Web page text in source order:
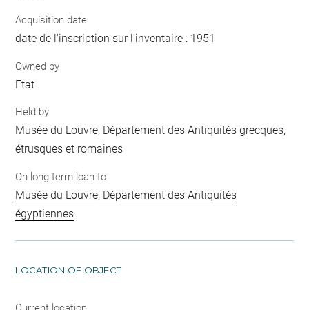
Acquisition date
date de l'inscription sur l'inventaire : 1951
Owned by
Etat
Held by
Musée du Louvre, Département des Antiquités grecques,
étrusques et romaines
On long-term loan to
Musée du Louvre, Département des Antiquités
égyptiennes
LOCATION OF OBJECT